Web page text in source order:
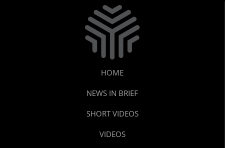
HOME
NEWS IN BRIEF
SHORT VIDEOS
VIDEOS